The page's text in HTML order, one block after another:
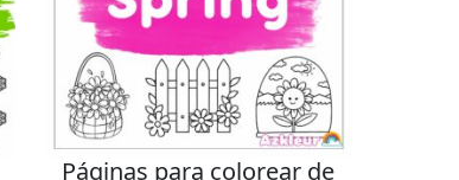
Páginas para colorear de